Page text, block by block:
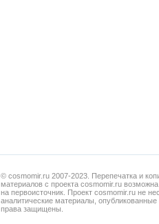
© cosmomir.ru 2007-2023. Перепечатка и
материалов с проекта cosmomir.ru
на первоисточник. Проект cosmomir.ru не
аналитические материалы,
права защищены.